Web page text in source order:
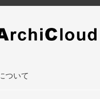
ついて